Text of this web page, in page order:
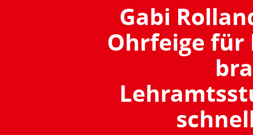
Gabi
Ohrfeige für